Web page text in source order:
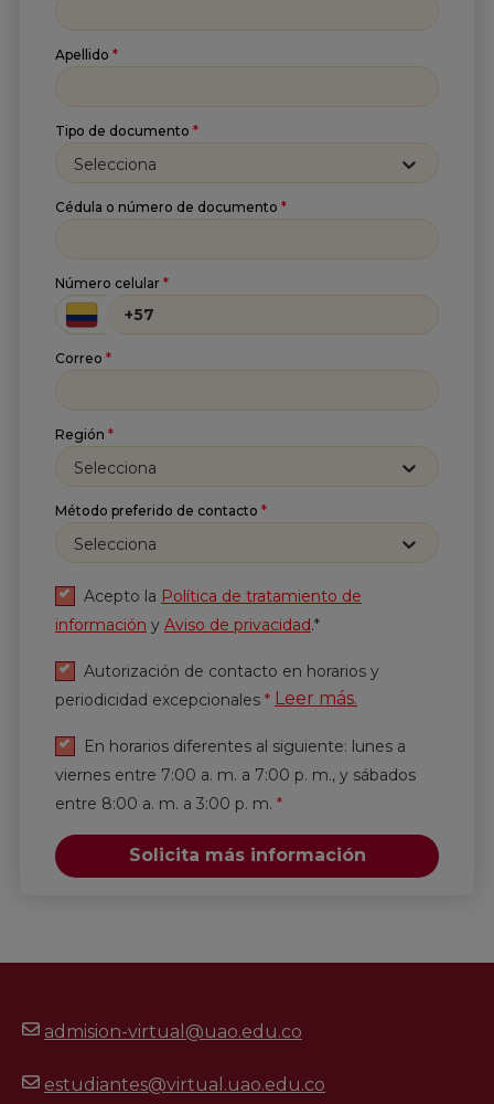
Suscríbete a nuestro
Newsletter
Apellido *
Correo *
He leído y acepto laPolítica de tratamiento de
Enviar
Apellido *
Tipo de documento *
Selecciona
Cédula o número de documento *
Número celular *
Correo *
Región *
Selecciona
Método preferido de contacto *
Selecciona
Acepto la Política de tratamiento de
información y Aviso de privacidad.*
Autorización de contacto en horarios y
periodicidad excepcionales * Leer más.
En horarios diferentes al siguiente: lunes a
viernes entre 7:00 a. m. a 7:00 p. m., y sábados
entre 8:00 a. m. a 3:00 p. m. *
Solicita más información
admision-virtual@uao.edu.co
estudiantes@virtual.uao.edu.co